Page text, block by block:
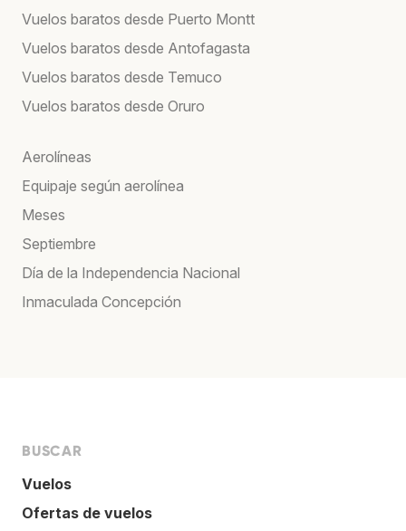
Vuelos baratos desde Puerto Montt
Vuelos baratos desde Antofagasta
Vuelos baratos desde Temuco
Vuelos baratos desde Oruro
Aerolíneas
Equipaje según aerolínea
Meses
Septiembre
Día de la Independencia Nacional
Inmaculada Concepción
BUSCAR
Vuelos
Ofertas de vuelos